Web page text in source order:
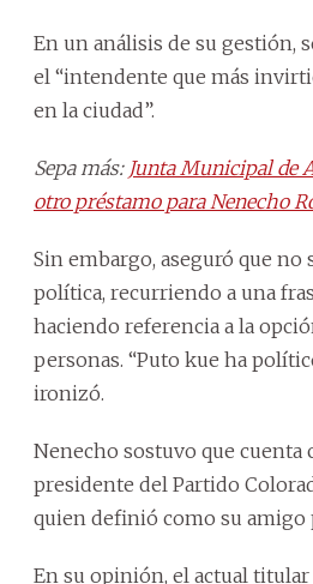
En un análisis de su gestión,
el “intendente que más
en la ciudad”.
Sepa más: Junta Municipal de
otro préstamo para Nenecho
Sin embargo, aseguró que no
política, recurriendo a una
haciendo referencia a la
personas. “Puto kue ha
ironizó.
Nenecho sostuvo que cuenta
presidente del Partido
quien definió como su amigo
En su opinión, el actual titular